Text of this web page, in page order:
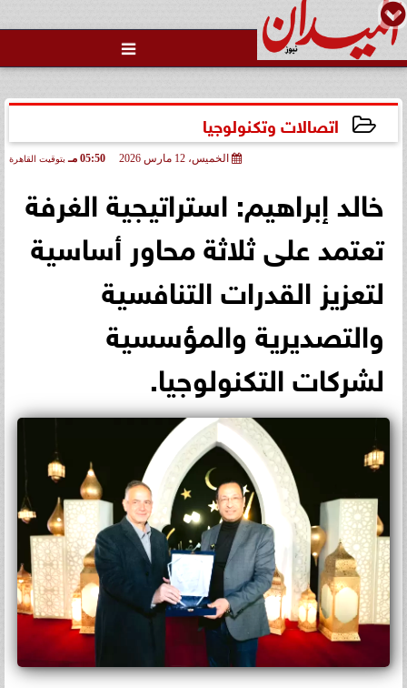

اتصالات وتكنولوجيا
الخميس، 12 مارس 2026 05:50 مـ بتوقيت القاهرة
خالد إبراهيم: استراتيجية الغرفة
تعتمد على ثلاثة محاور أساسية
لتعزيز القدرات التنافسية
والتصديرية والمؤسسية
لشركات التكنولوجيا.